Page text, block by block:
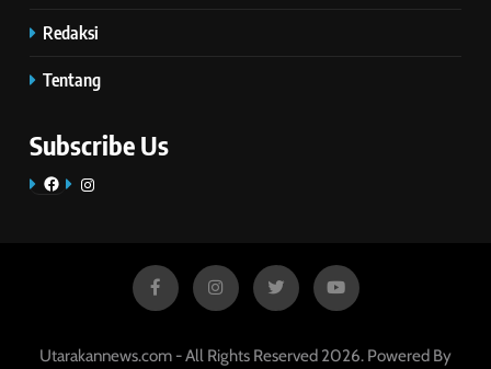
Redaksi
Tentang
Subscribe Us
FacebookInstagram
Utarakannews.com - All Rights Reserved 2026. Powered By